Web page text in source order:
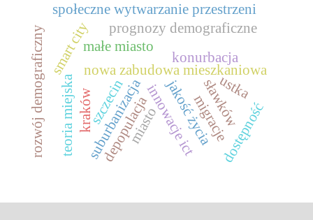
nowa zabudowa mieszkaniowa
suburbanizacja
małe miasto
sławków
smart city
innowacje ict
społeczne wytwarzanie przestrzeni
teoria miejska
rozwój demograficzny prognozy demograficzne
depopulacja
miastojakość życia
szczecin dostępność
migracje
konurbacja
ustka
kraków